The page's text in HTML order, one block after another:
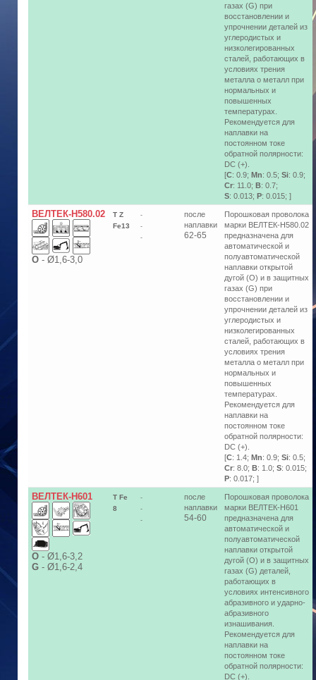
газах (G) при
восстановлении и
упрочнении деталей из
углеродистых и
низколегированных
сталей, работающих в
условиях трения
металла о металл при
нормальных и
повышенных
температурах.
Рекомендуется для
наплавки на
постоянном токе
обратной полярности:
DC (+).
[C: 0.9; Mn: 0.5; Si: 0.9;
Cr: 11.0; B: 0.7;
S: 0.013; P: 0.015; ]
ВЕЛТЕК-Н580.02
О - Ø1,6-3,0
T Z
Fe13
-
-
-
после
наплавки
62-65
Порошковая проволока
марки ВЕЛТЕК-Н580.02
предназначена для
автоматической и
полуавтоматической
наплавки открытой
дугой (O) и в защитных
газах (G) при
восстановлении и
упрочнении деталей из
углеродистых и
низколегированных
сталей, работающих в
условиях трения
металла о металл при
нормальных и
повышенных
температурах.
Рекомендуется для
наплавки на
постоянном токе
обратной полярности:
DC (+).
[C: 1.4; Mn: 0.9; Si: 0.5;
Cr: 8.0; B: 1.0; S: 0.015;
P: 0.017; ]
ВЕЛТЕК-Н601
О - Ø1,6-3,2
G - Ø1,6-2,4
T Fe
8
-
-
-
после
наплавки
54-60
Порошковая проволока
марки ВЕЛТЕК-Н601
предназначена для
автоматической и
полуавтоматической
наплавки открытой
дугой (O) и в защитных
газах (G) деталей,
работающих в
условиях интенсивного
абразивного и ударно-
абразивного
изнашивания.
Рекомендуется для
наплавки на
постоянном токе
обратной полярности:
DC (+).